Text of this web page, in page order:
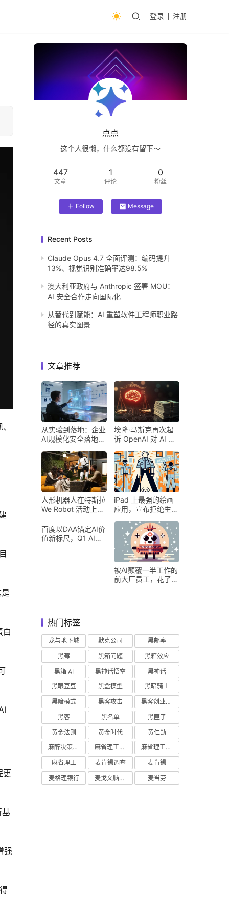
登录 注册
白
更
基
强
点点
这个人很懒，什么都没有留下～
447
文章
1
评论
0
粉丝
Follow Message
Recent Posts
Claude Opus 4.7 全面评测：编码提升
13%、视觉识别准确率达98.5%
澳大利亚政府与 Anthropic 签署 MOU：
AI 安全合作走向国际化
从替代到赋能：AI 重塑软件工程师职业路
径的真实图景
文章推荐
从实验到落地：企业
AI规模化安全落地的
埃隆·马斯克再次起
诉 OpenAI 对 AI 行
人形机器人在特斯拉
We Robot 活动上为
iPad 上最强的绘画
应用，宣布拒绝生成
百度以DAA锚定AI价
值新标尺，Q1 AI营
被AI颠覆一半工作的
前大厂员工，花了8
热门标签
龙与地下城 默克公司
黑邮率
黑莓
黑箱问题
黑箱效应
黑箱 AI
黑神话悟空
黑神话
黑眼豆豆
黑盒模型
黑暗骑士
黑暗模式
黑客攻击
黑客创业主义
黑客
黑名单
黑匣子
黄金法则
黄金时代
黄仁勋
麻醉决策支持
麻省理工学院研究
麻省理工学院
麻省理工
麦肯锡调查
麦肯锡
麦格理银行
麦戈文脑研究所 麦当劳